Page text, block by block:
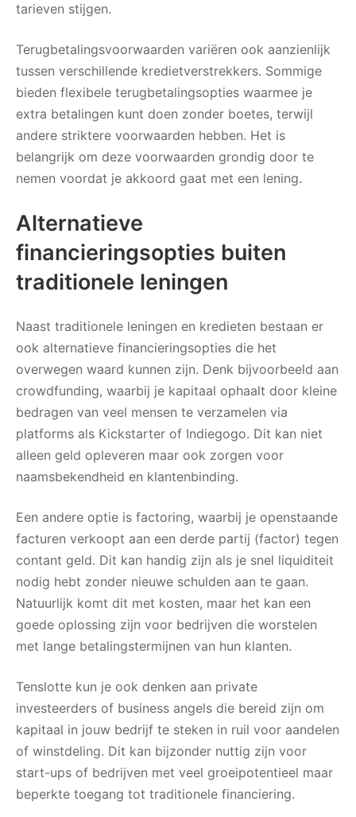
tarieven stijgen.
Terugbetalingsvoorwaarden variëren ook aanzienlijk
tussen verschillende kredietverstrekkers. Sommige
bieden flexibele terugbetalingsopties waarmee je
extra betalingen kunt doen zonder boetes, terwijl
andere striktere voorwaarden hebben. Het is
belangrijk om deze voorwaarden grondig door te
nemen voordat je akkoord gaat met een lening.
Alternatieve
financieringsopties buiten
traditionele leningen
Naast traditionele leningen en kredieten bestaan er
ook alternatieve financieringsopties die het
overwegen waard kunnen zijn. Denk bijvoorbeeld aan
crowdfunding, waarbij je kapitaal ophaalt door kleine
bedragen van veel mensen te verzamelen via
platforms als Kickstarter of Indiegogo. Dit kan niet
alleen geld opleveren maar ook zorgen voor
naamsbekendheid en klantenbinding.
Een andere optie is factoring, waarbij je openstaande
facturen verkoopt aan een derde partij (factor) tegen
contant geld. Dit kan handig zijn als je snel liquiditeit
nodig hebt zonder nieuwe schulden aan te gaan.
Natuurlijk komt dit met kosten, maar het kan een
goede oplossing zijn voor bedrijven die worstelen
met lange betalingstermijnen van hun klanten.
Tenslotte kun je ook denken aan private
investeerders of business angels die bereid zijn om
kapitaal in jouw bedrijf te steken in ruil voor aandelen
of winstdeling. Dit kan bijzonder nuttig zijn voor
start-ups of bedrijven met veel groeipotentieel maar
beperkte toegang tot traditionele financiering.